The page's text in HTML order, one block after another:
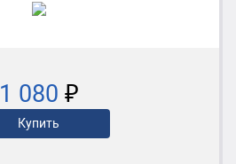
1 080 ₽
Купить